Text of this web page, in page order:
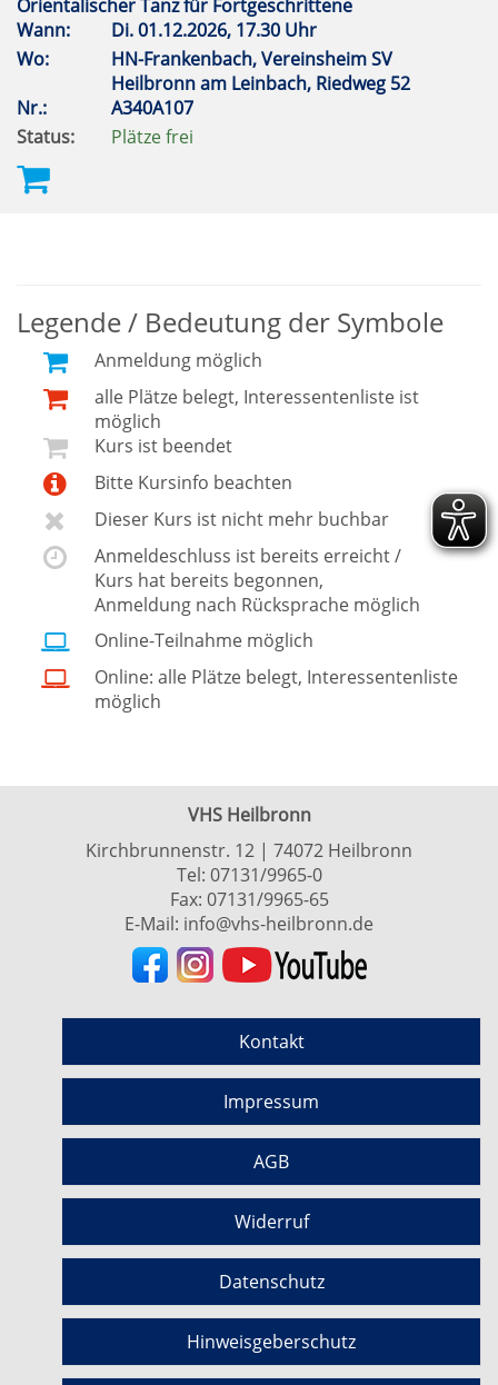
Orientalischer Tanz für Fortgeschrittene
Wann:
Di.01.12.2026, 17.30 Uhr
Wo:
HN-Frankenbach, Vereinsheim SV
Heilbronn am Leinbach, Riedweg 52
Nr.:
A340A107
Status:
Plätze frei
Legende / Bedeutung der Symbole
Anmeldung möglich
alle Plätze belegt, Interessentenliste ist
möglich
Kurs ist beendet
Bitte Kursinfo beachten
Dieser Kurs ist nicht mehr buchbar
Anmeldeschluss ist bereits erreicht /
Kurs hat bereits begonnen,
Anmeldung nach Rücksprache möglich
Online-Teilnahme möglich
Online: alle Plätze belegt, Interessentenliste
möglich
VHS Heilbronn
Kirchbrunnenstr. 12 | 74072 Heilbronn
Tel: 07131/9965-0
Fax: 07131/9965-65
E-Mail: info@vhs-heilbronn.de
Kontakt
Impressum
AGB
Widerruf
Datenschutz
Hinweisgeberschutz